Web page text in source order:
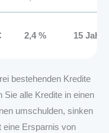
2,4 % 15 Jahre
bestehenden Kredite
Sie alle Kredite in einen
umschulden, sinken
eine Ersparnis von